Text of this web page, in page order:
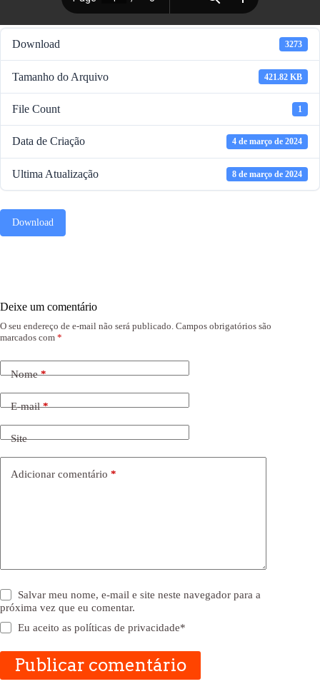
Download 3273
Tamanho do Arquivo 421.82 KB
File Count 1
Data de Criação 4 de março de 2024
Ultima Atualização 8 de março de 2024
Download
Deixe um comentário
O seu endereço de e-mail não será publicado. Campos obrigatórios são
marcados com *
Nome*
E-mail*
Site
Adicionar comentário *
Salvar meu nome, e-mail e site neste navegador para a
próxima vez que eu comentar.
Eu aceito aspolíticas de privacidade*
Publicar comentário